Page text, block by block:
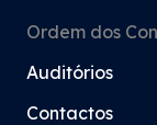
Ordem dos
Auditórios
Contactos